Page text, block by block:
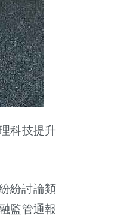
科技提升
紛討論類
監管通報